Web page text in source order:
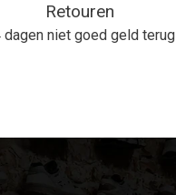
Retouren
dagen niet goed geld terug